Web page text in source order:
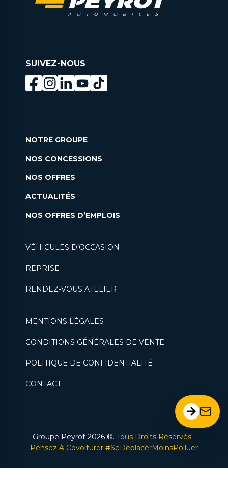
SUIVEZ-NOUS
NOTRE GROUPE
NOS CONCESSIONS
NOS OFFRES
ACTUALITÉS
NOS OFFRES D’EMPLOIS
VÉHICULES D’OCCASION
REPRISE
RENDEZ-VOUS ATELIER
MENTIONS LÉGALES
CONDITIONS GÉNÉRALES DE VENTE
POLITIQUE DE CONFIDENTIALITÉ
CONTACT
Groupe Peyrot 2026©. Tous Droits Réservés -
Pensez À Covoiturer #SeDeplacerMoinsPolluer